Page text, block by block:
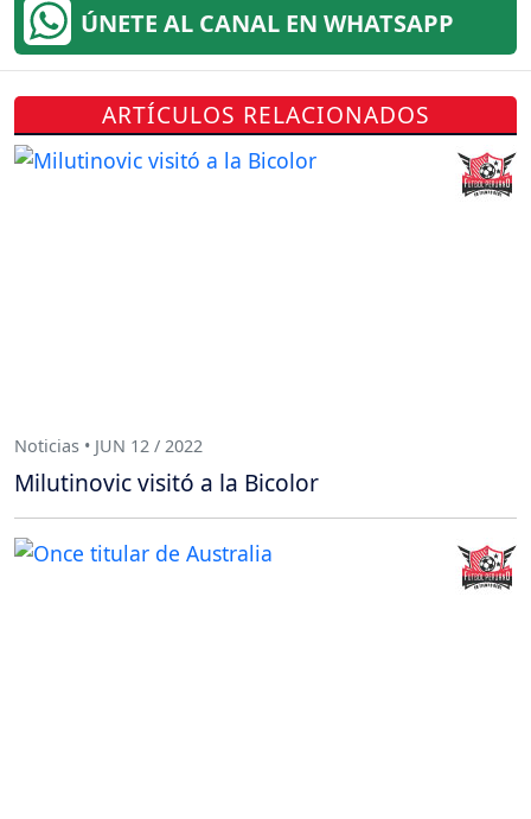
ÚNETE AL CANAL EN WHATSAPP
ARTÍCULOS RELACIONADOS
Noticias • JUN 12 / 2022
Milutinovic visitó a la Bicolor